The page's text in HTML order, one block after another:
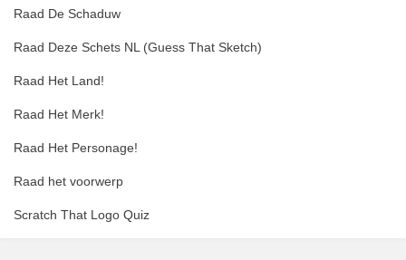
Raad De Schaduw
Raad Deze Schets NL (Guess That Sketch)
Raad Het Land!
Raad Het Merk!
Raad Het Personage!
Raad het voorwerp
Scratch That Logo Quiz